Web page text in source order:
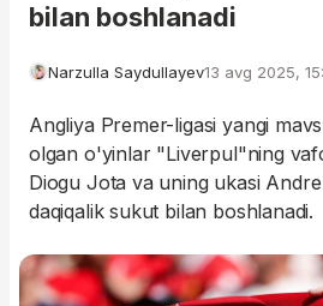
bilan boshlanadi
Narzulla Saydullayev13 avg 2025,
Angliya Premer-ligasi yangi
olgan o'yinlar "Liverpul"ning
Diogu Jota va uning ukasi
daqiqalik sukut bilan boshlanadi.